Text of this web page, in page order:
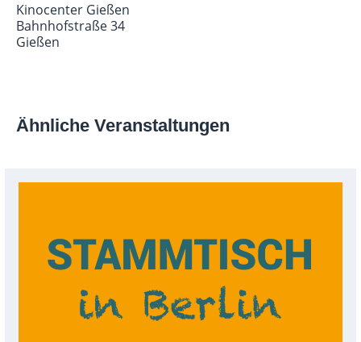
Kinocenter Gießen
Bahnhofstraße 34
Gießen
Ähnliche Veranstaltungen